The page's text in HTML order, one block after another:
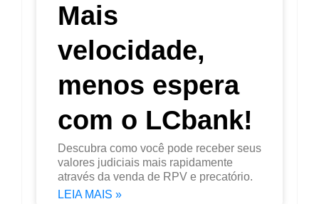
Mais
velocidade,
menos espera
com o LCbank!
Descubra como você pode receber seus
valores judiciais mais rapidamente
através da venda de RPV e precatório.
LEIA MAIS »